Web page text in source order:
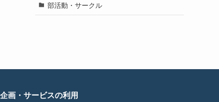
部活動・サークル
企画・サービスの利用